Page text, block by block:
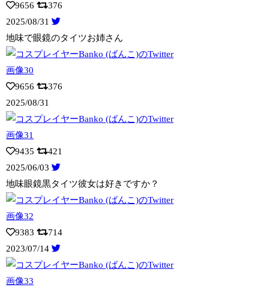
9656
376
2025/08/31
地味で眼鏡のタイツお姉さん
9656
376
2025/08/31
9435
421
2025/06/03
地味眼鏡黒タイツ彼女は好きですか？
9383
714
2023/07/14